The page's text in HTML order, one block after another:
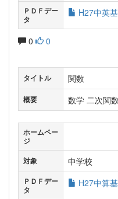
ＰＤＦデー
タ
H27中英
0 0
タイトル 関数
概要 数学 二次関
ホームペー
ジ
対象
中学校
ＰＤＦデー
タ
H27中算